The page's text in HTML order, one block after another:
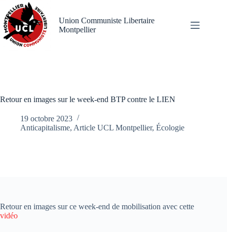
Passer
au
contenu
Union Communiste Libertaire
Montpellier
Retour en images sur le week-end BTP contre le LIEN
19 octobre 2023
Anticapitalisme, Article UCL Montpellier, Écologie
Retour en images sur ce week-end de mobilisation avec cette
vidéo